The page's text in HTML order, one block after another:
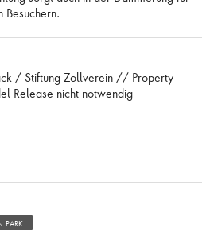
Besuchern.
/ Stiftung Zollverein // Property
Release nicht notwendig
PARK